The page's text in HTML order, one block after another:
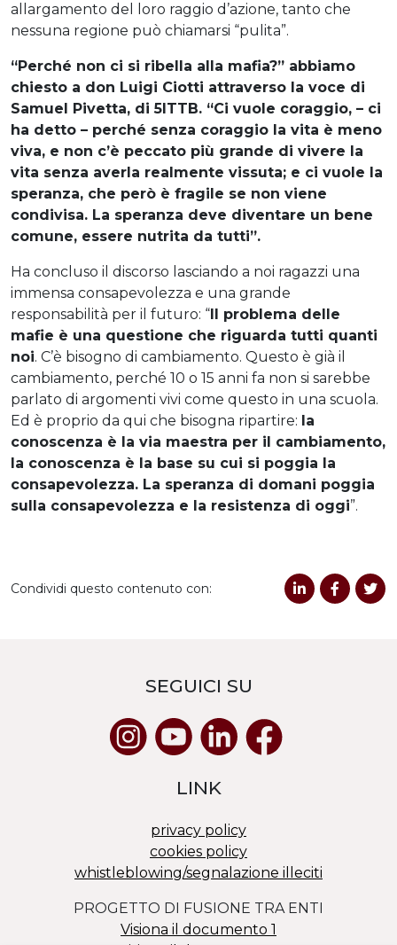
allargamento del loro raggio d’azione, tanto che
nessuna regione può chiamarsi “pulita”.
“Perché non ci si ribella alla mafia?” abbiamo
chiesto a don Luigi Ciotti attraverso la voce di
Samuel Pivetta, di 5ITTB. “Ci vuole coraggio, – ci
ha detto – perché senza coraggio la vita è meno
viva, e non c’è peccato più grande di vivere la
vita senza averla realmente vissuta; e ci vuole la
speranza, che però è fragile se non viene
condivisa. La speranza deve diventare un bene
comune, essere nutrita da tutti”.
Ha concluso il discorso lasciando a noi ragazzi una
immensa consapevolezza e una grande
responsabilità per il futuro: “ Il problema delle
mafie è una questione che riguarda tutti quanti
noi. C’è bisogno di cambiamento. Questo è già il
cambiamento, perché 10 o 15 anni fa non si sarebbe
parlato di argomenti vivi come questo in una scuola.
Ed è proprio da qui che bisogna ripartire: la
conoscenza è la via maestra per il cambiamento,
la conoscenza è la base su cui si poggia la
consapevolezza. La speranza di domani poggia
sulla consapevolezza e la resistenza di oggi”.
Condividi questo contenuto con:
SEGUICI SU
LINK
privacy policy
cookies policy
whistleblowing/segnalazione illeciti
PROGETTO DI FUSIONE TRA ENTI
Visiona il documento 1